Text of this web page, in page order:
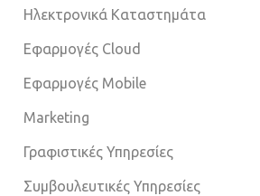
Ηλεκτρονικά Καταστημάτα
Εφαρμογές Cloud
Εφαρμογές Mobile
Marketing
Γραφιστικές Υπηρεσίες
Συμβουλευτικές Υπηρεσίες